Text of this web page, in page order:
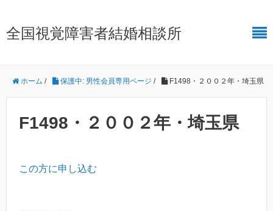
全国視覚障害者結婚相談所
ホーム / 保護中: 男性会員専用ページ / F1498・２００２年・埼玉県
F1498・２００２年・埼玉県
この方に申し込む